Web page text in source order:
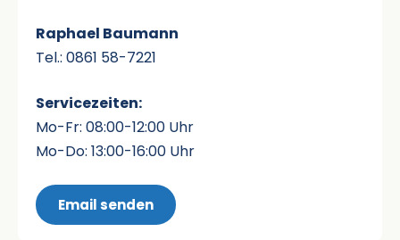
Raphael Baumann
Tel.: 0861 58-7221
Servicezeiten:
Mo-Fr: 08:00-12:00 Uhr
Mo-Do: 13:00-16:00 Uhr
Email senden